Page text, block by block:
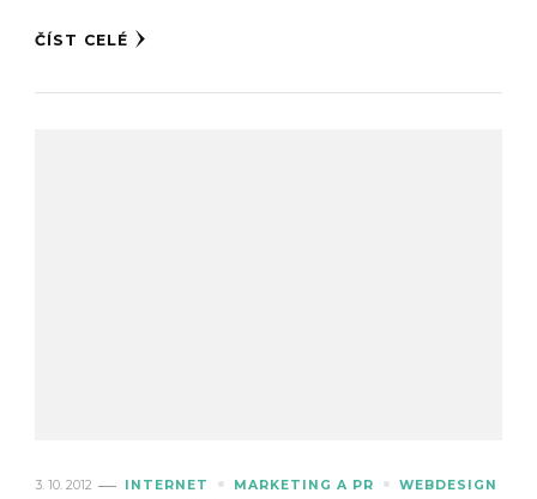
ČÍST CELÉ
3. 10. 2012 INTERNET MARKETING A PR WEBDESIGN